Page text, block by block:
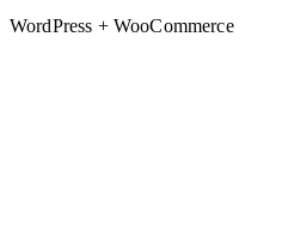
WordPress + WooCommerce